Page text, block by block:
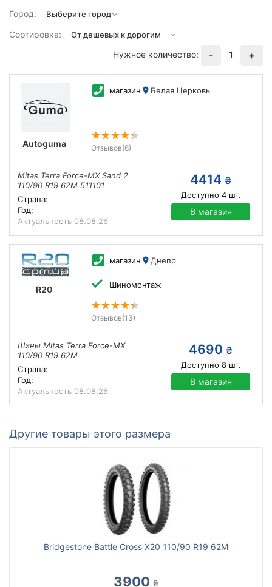
Город:
Сортировка:
Нужное количество:
- 1 +
Autoguma
магазин Белая Церковь
Отзывов(6)
Mitas Terra Force-MX Sand 2
110/90 R19 62M 511101
Страна:
Год:
Актуальность 08.08.26
4414 ₴
Доступно 4шт.
В магазин
R20
магазин Днепр
Шиномонтаж
Отзывов(13)
Шины Mitas Terra Force-MX
110/90 R19 62M
Страна:
Год:
Актуальность 08.08.26
4690 ₴
Доступно 8шт.
В магазин
Другие товары этого размера
Bridgestone Battle Cross X20 110/90 R19 62M
3900 ₴